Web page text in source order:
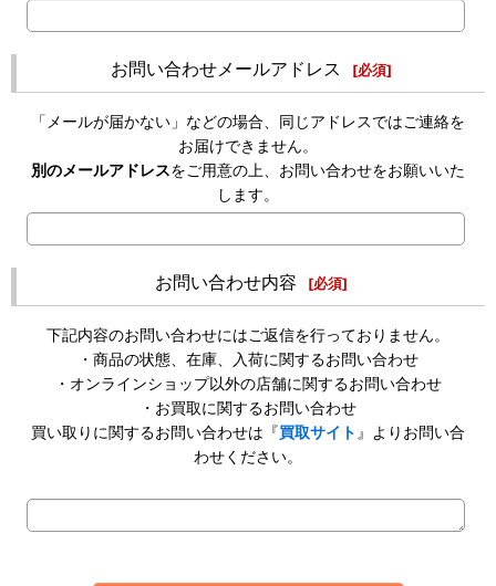
お問い合わせメールアドレス [必須]
「メールが届かない」などの場合、同じアドレスではご連絡を
お届けできません。
別のメールアドレスをご用意の上、お問い合わせをお願いいた
します。
お問い合わせ内容 [必須]
下記内容のお問い合わせにはご返信を行っておりません。
・商品の状態、在庫、入荷に関するお問い合わせ
・オンラインショップ以外の店舗に関するお問い合わせ
・お買取に関するお問い合わせ
買い取りに関するお問い合わせは『買取サイト 』よりお問い合
わせください。